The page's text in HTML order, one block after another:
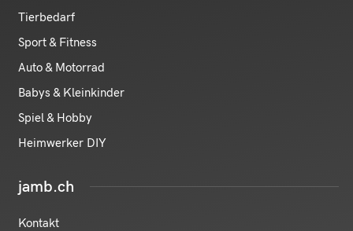
Tierbedarf
Sport & Fitness
Auto & Motorrad
Babys & Kleinkinder
Spiel & Hobby
Heimwerker DIY
jamb.ch
Kontakt